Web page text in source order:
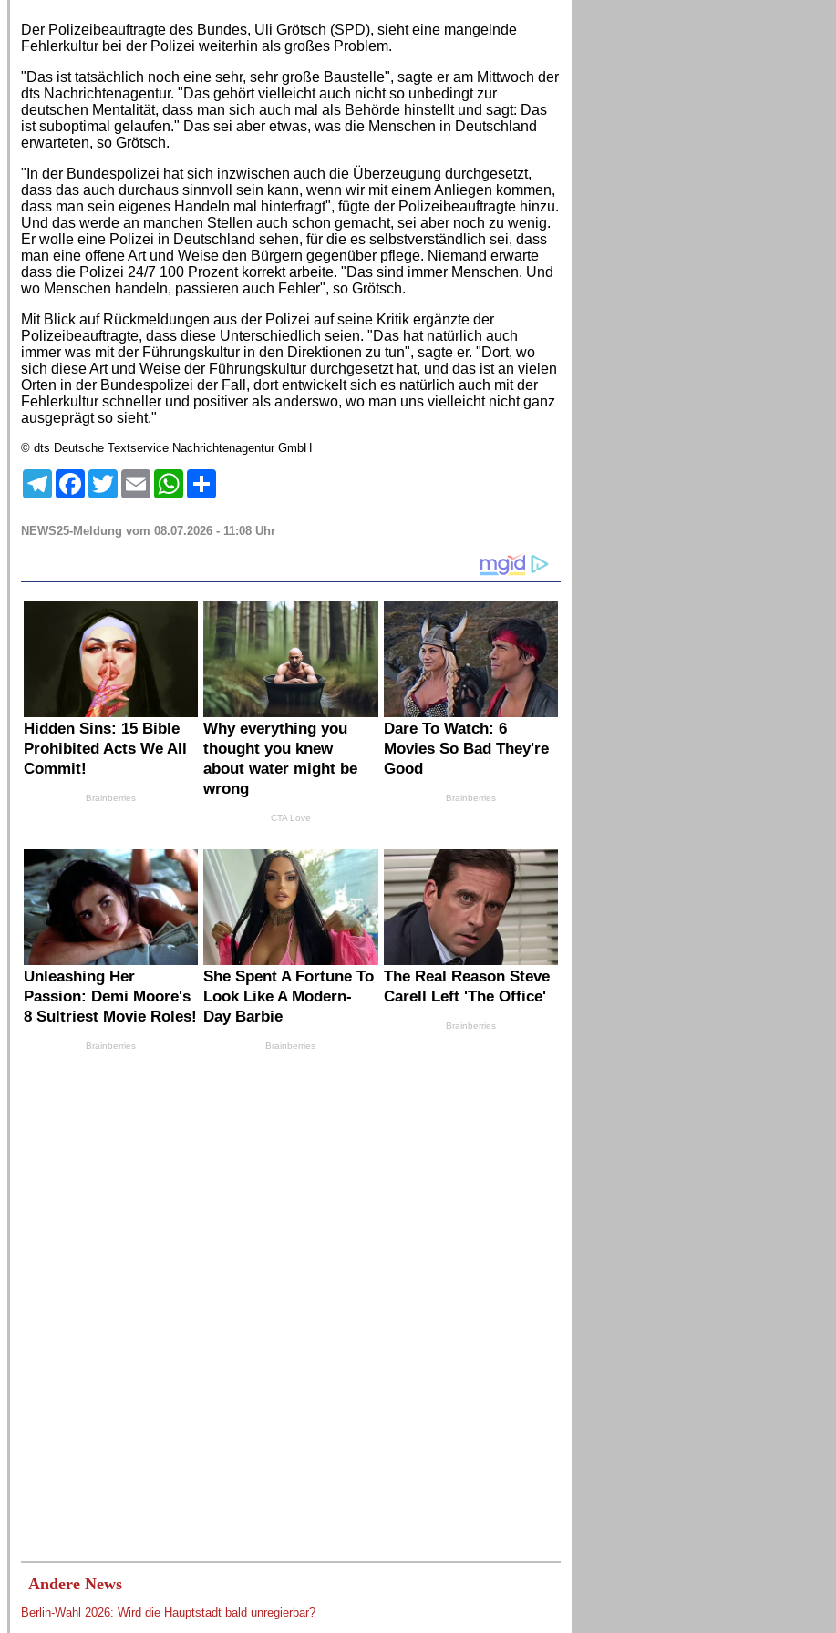
Der Polizeibeauftragte des Bundes, Uli Grötsch (SPD), sieht eine mangelnde
Fehlerkultur bei der Polizei weiterhin als großes Problem.
"Das ist tatsächlich noch eine sehr, sehr große Baustelle", sagte er am Mittwoch der
dts Nachrichtenagentur. "Das gehört vielleicht auch nicht so unbedingt zur
deutschen Mentalität, dass man sich auch mal als Behörde hinstellt und sagt: Das
ist suboptimal gelaufen." Das sei aber etwas, was die Menschen in Deutschland
erwarteten, so Grötsch.
"In der Bundespolizei hat sich inzwischen auch die Überzeugung durchgesetzt,
dass das auch durchaus sinnvoll sein kann, wenn wir mit einem Anliegen kommen,
dass man sein eigenes Handeln mal hinterfragt", fügte der Polizeibeauftragte hinzu.
Und das werde an manchen Stellen auch schon gemacht, sei aber noch zu wenig.
Er wolle eine Polizei in Deutschland sehen, für die es selbstverständlich sei, dass
man eine offene Art und Weise den Bürgern gegenüber pflege. Niemand erwarte
dass die Polizei 24/7 100 Prozent korrekt arbeite. "Das sind immer Menschen. Und
wo Menschen handeln, passieren auch Fehler", so Grötsch.
Mit Blick auf Rückmeldungen aus der Polizei auf seine Kritik ergänzte der
Polizeibeauftragte, dass diese Unterschiedlich seien. "Das hat natürlich auch
immer was mit der Führungskultur in den Direktionen zu tun", sagte er. "Dort, wo
sich diese Art und Weise der Führungskultur durchgesetzt hat, und das ist an vielen
Orten in der Bundespolizei der Fall, dort entwickelt sich es natürlich auch mit der
Fehlerkultur schneller und positiver als anderswo, wo man uns vielleicht nicht ganz
ausgeprägt so sieht."
© dts Deutsche Textservice Nachrichtenagentur GmbH
TelegramFacebookTwitter Email WhatsApp
NEWS25-Meldung vom 08.07.2026 - 11:08 Uhr
Andere News
Berlin-Wahl 2026: Wird die Hauptstadt bald unregierbar?